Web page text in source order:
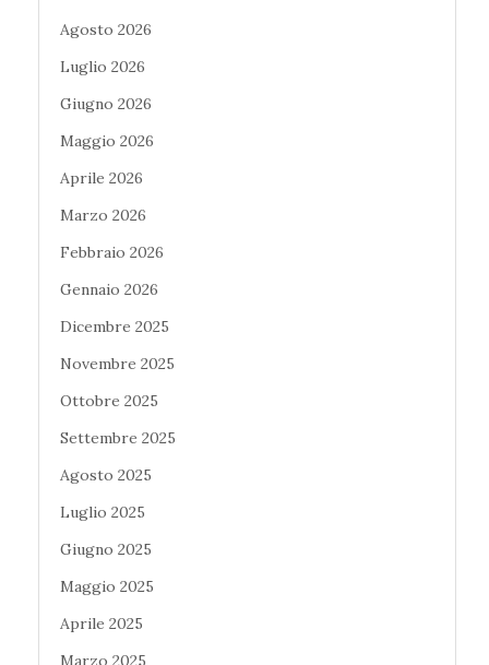
Agosto 2026
Luglio 2026
Giugno 2026
Maggio 2026
Aprile 2026
Marzo 2026
Febbraio 2026
Gennaio 2026
Dicembre 2025
Novembre 2025
Ottobre 2025
Settembre 2025
Agosto 2025
Luglio 2025
Giugno 2025
Maggio 2025
Aprile 2025
Marzo 2025